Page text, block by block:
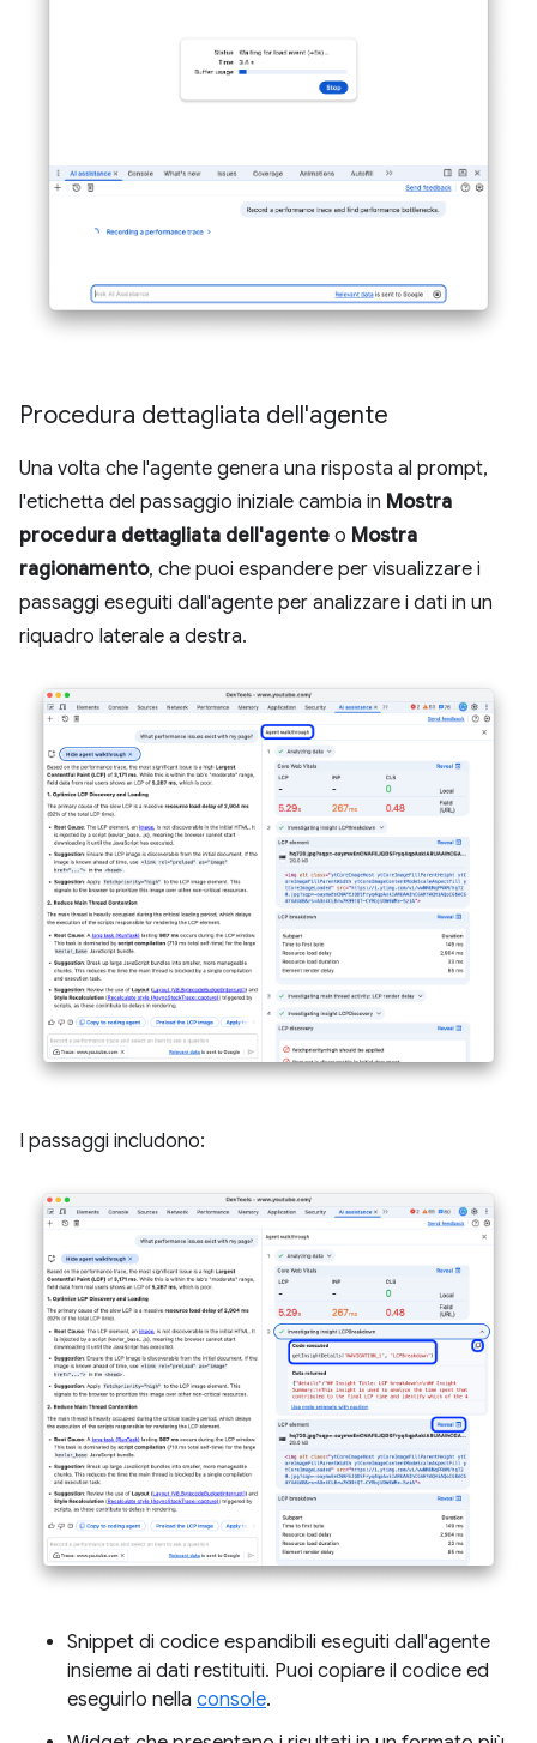
Procedura dettagliata dell'agente
Una volta che l'agente genera una risposta al prompt,
l'etichetta del passaggio iniziale cambia in Mostra
procedura dettagliata dell'agente o Mostra
ragionamento, che puoi espandere per visualizzare i
passaggi eseguiti dall'agente per analizzare i dati in un
riquadro laterale a destra.
I passaggi includono:
Snippet di codice espandibili eseguiti dall'agente
insieme ai dati restituiti. Puoi copiare il codice ed
eseguirlo nella console.